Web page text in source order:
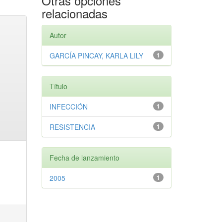
relacionadas
Autor
1
GARCÍA PINCAY, KARLA LILY
Título
1
INFECCIÓN
1
RESISTENCIA
Fecha de lanzamiento
1
2005